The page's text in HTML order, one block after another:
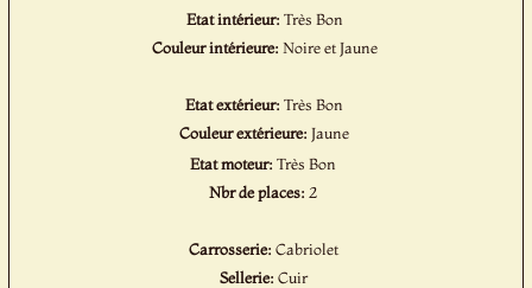
Etat intérieur: Très Bon
Couleur intérieure: Noire et Jaune
Etat extérieur:Très Bon
Couleur extérieure:Jaune
Etat moteur:Très Bon
Nbr de places: 2
Carrosserie: Cabriolet
Sellerie: Cuir